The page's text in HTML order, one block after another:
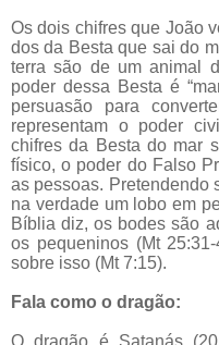
Os dois chifres que João
dos da Besta que sai do
terra são de um animal
poder dessa Besta é
persuasão para
representam o poder
chifres da Besta do mar
físico, o poder do Falso
as pessoas. Pretendendo
na verdade um lobo em
Bíblia diz, os bodes são
os pequeninos (Mt
sobre isso (Mt 7:15).
Fala como o dragão: